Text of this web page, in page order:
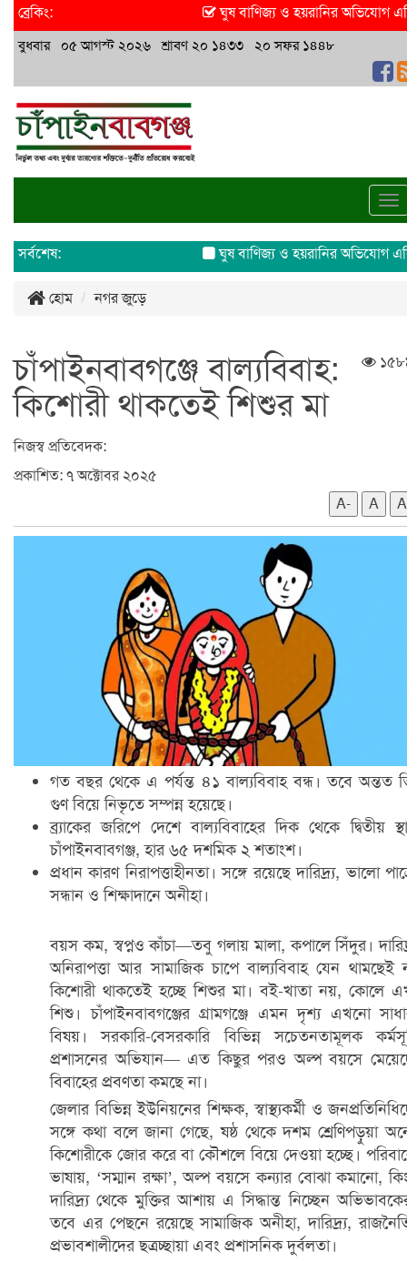
ব্রেকিং: ঘুষ বাণিজ্য ও হয়রানির অভিযোগ
বুধবার ০৫ আগস্ট ২০২৬ শ্রাবণ ২০ ১৪৩৩ ২০ সফর ১৪৪৮
সর্বশেষ:
ঘুষ বাণিজ্য ও হয়রানির অভিযোগ
হোম নগর জুড়ে
চাঁপাইনবাবগঞ্জে বাল্যবিবাহ:
কিশোরী থাকতেই শিশুর মা
নিজস্ব প্রতিবেদক:
প্রকাশিত: ৭ অক্টোবর ২০২৫
A-
A
গত বছর থেকে এ পর্যন্ত ৪১ বাল্যবিবাহ বন্ধ। তবে অন্তত
গুণ বিয়ে নিভৃতে সম্পন্ন হয়েছে।
ব্র্যাকের জরিপে দেশে বাল্যবিবাহের দিক থেকে দ্বিতীয়
চাঁপাইনবাবগঞ্জ, হার ৬৫ দশমিক ২ শতাংশ।
প্রধান কারণ নিরাপত্তাহীনতা। সঙ্গে রয়েছে দারিদ্র্য, ভালো
সন্ধান ও শিক্ষাদানে অনীহা।
বয়স কম, স্বপ্নও কাঁচা—তবু গলায় মালা, কপালে সিঁদুর।
অনিরাপত্তা আর সামাজিক চাপে বাল্যবিবাহ যেন থামছেই
কিশোরী থাকতেই হচ্ছে শিশুর মা। বই-খাতা নয়, কোলে
শিশু। চাঁপাইনবাবগঞ্জের গ্রামগঞ্জে এমন দৃশ্য এখনো
বিষয়। সরকারি-বেসরকারি বিভিন্ন সচেতনতামূলক
প্রশাসনের অভিযান— এত কিছুর পরও অল্প বয়সে
বিবাহের প্রবণতা কমছে না।
জেলার বিভিন্ন ইউনিয়নের শিক্ষক, স্বাস্থ্যকর্মী ও
সঙ্গে কথা বলে জানা গেছে, ষষ্ঠ থেকে দশম শ্রেণিপড়ুয়া
কিশোরীকে জোর করে বা কৌশলে বিয়ে দেওয়া হচ্ছে।
ভাষায়, ‘সম্মান রক্ষা’, অল্প বয়সে কন্যার বোঝা কমানো,
দারিদ্র্য থেকে মুক্তির আশায় এ সিদ্ধান্ত নিচ্ছেন
তবে এর পেছনে রয়েছে সামাজিক অনীহা, দারিদ্র্য,
প্রভাবশালীদের ছত্রচ্ছায়া এবং প্রশাসনিক দুর্বলতা।